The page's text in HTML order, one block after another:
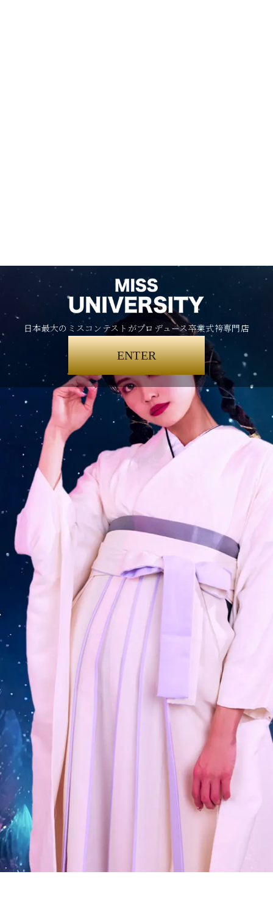
日本最大のミスコンテストがプロデュース卒業式袴専門店
ENTER